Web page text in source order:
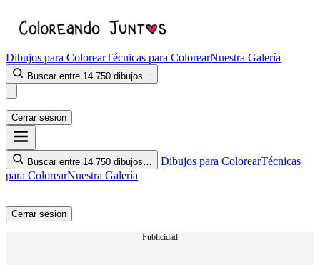
Dibujos para ColorearTécnicas para ColorearNuestra Galería
Buscar entre 14.750 dibujos…
Cerrar sesion
Buscar entre 14.750 dibujos… Dibujos para ColorearTécnicas
para ColorearNuestra Galería
Cerrar sesion
Publicidad